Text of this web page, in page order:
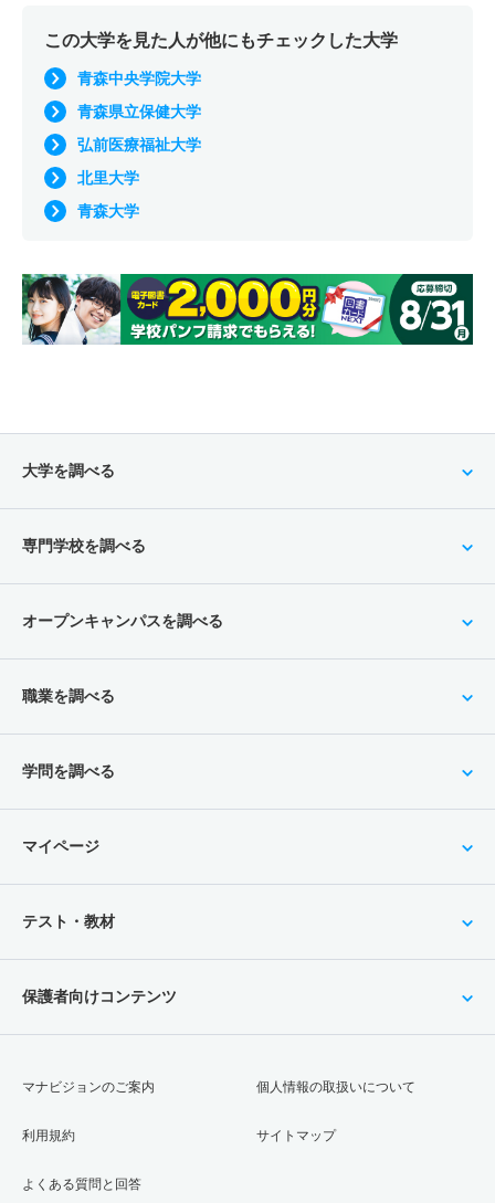
この大学を見た人が他にもチェックした大学
青森中央学院大学
青森県立保健大学
弘前医療福祉大学
北里大学
青森大学
大学を調べる
専門学校を調べる
オープンキャンパスを調べる
職業を調べる
学問を調べる
マイページ
テスト・教材
保護者向けコンテンツ
マナビジョンのご案内
利用規約
よくある質問と回答
個人情報の取扱いについて
サイトマップ